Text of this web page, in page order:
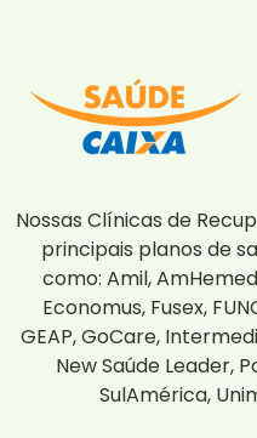
Nossas Clínicas de
principais planos de
como: Amil,
Economus, Fusex,
GEAP, GoCare,
New Saúde Leader,
SulAmérica,